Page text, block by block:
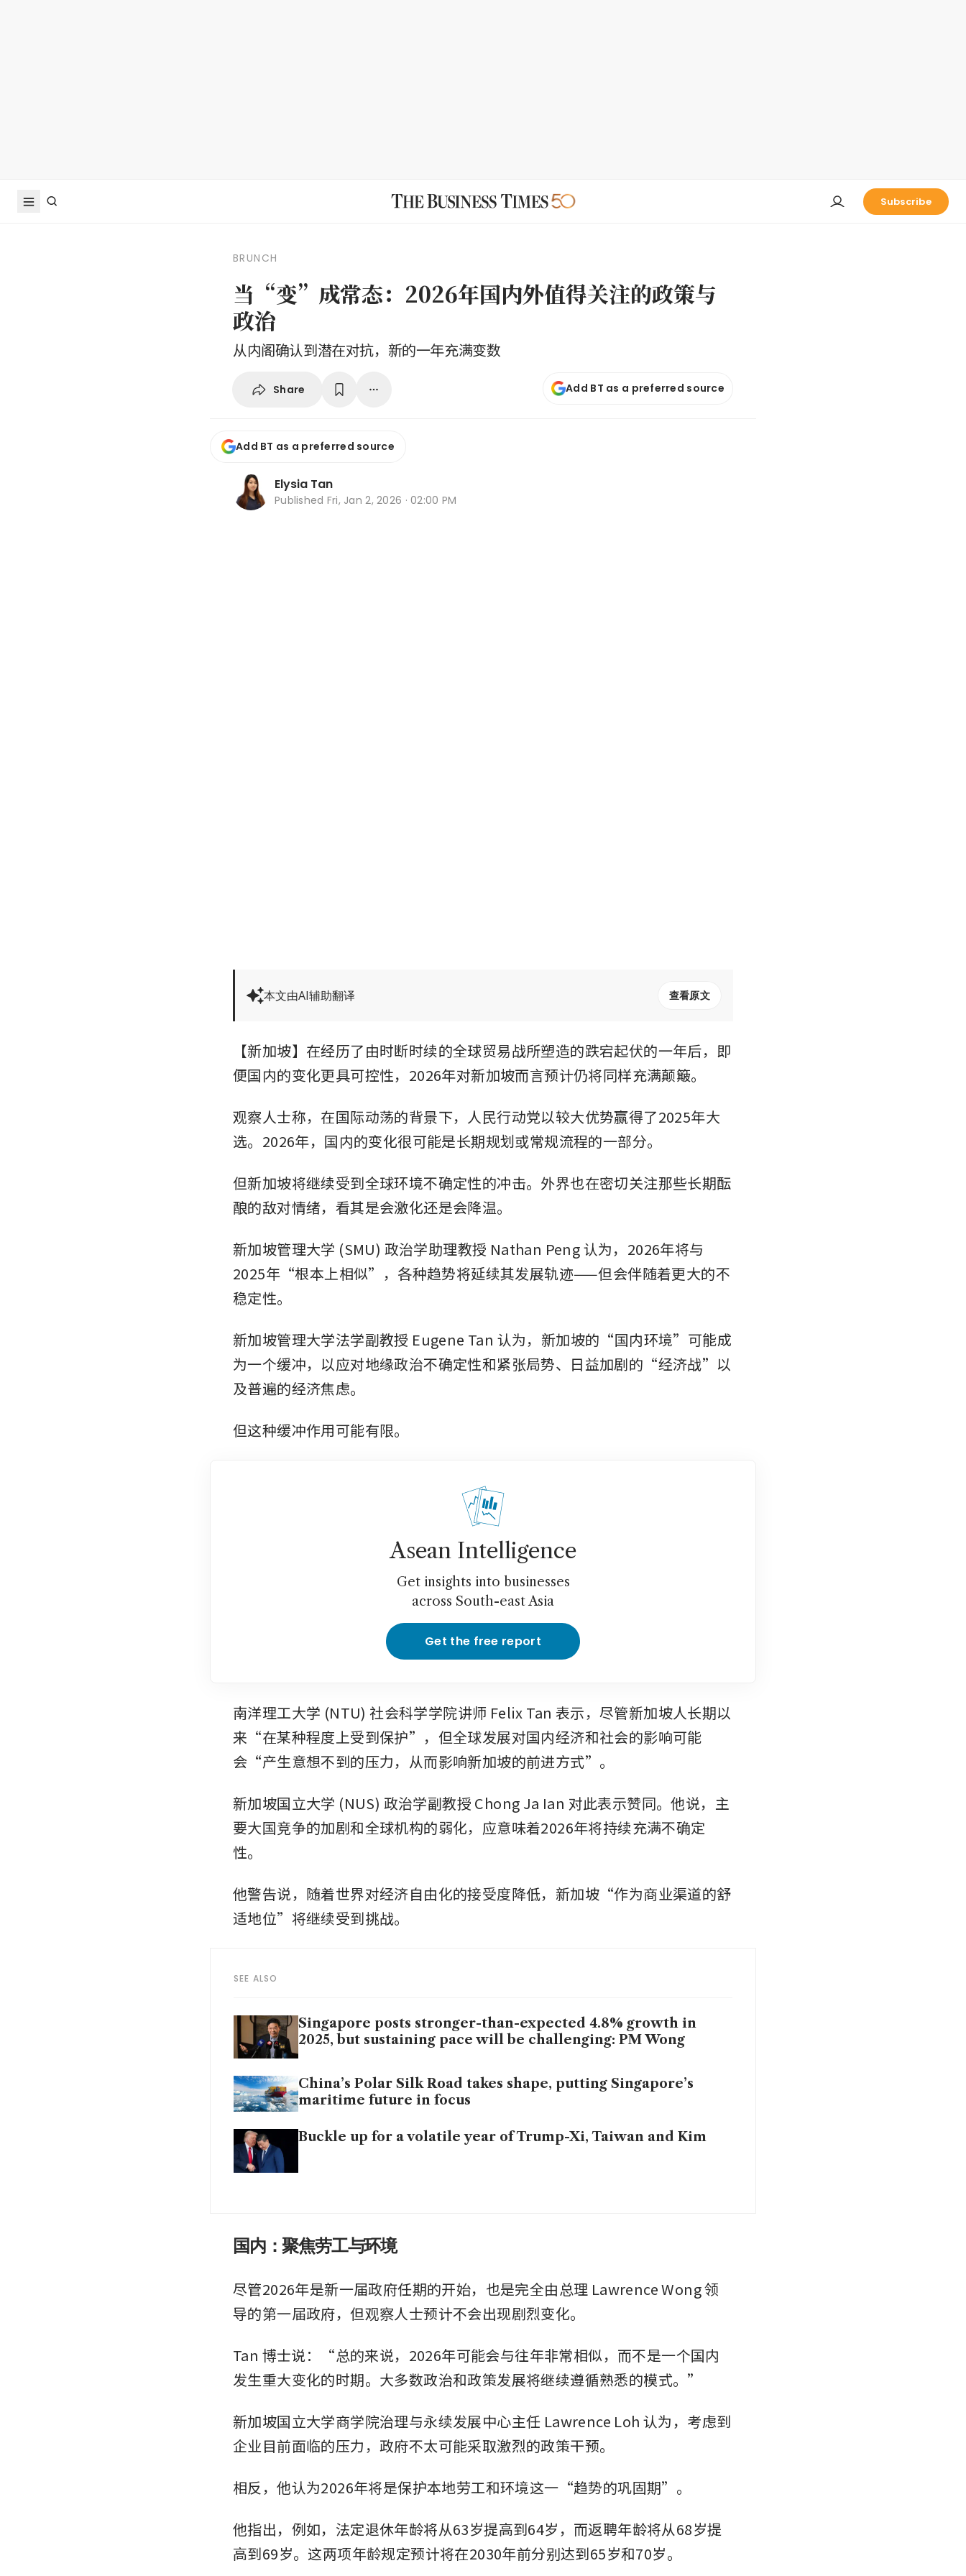
Subscribe
BRUNCH
当“变”成常态：2026年国内外值得关注的政策与
政治
从内阁确认到潜在对抗，新的一年充满变数
Share Add BT as a preferred source
Add BT as a preferred source
Elysia Tan
Published Fri, Jan 2, 2026 · 02:00 PM
本文由AI辅助翻译 查看原文
【新加坡】在经历了由时断时续的全球贸易战所塑造的跌宕起伏的一年后，即
便国内的变化更具可控性，2026年对新加坡而言预计仍将同样充满颠簸。
观察人士称，在国际动荡的背景下，人民行动党以较大优势赢得了2025年大
选。2026年，国内的变化很可能是长期规划或常规流程的一部分。
但新加坡将继续受到全球环境不确定性的冲击。外界也在密切关注那些长期酝
酿的敌对情绪，看其是会激化还是会降温。
新加坡管理大学 (SMU) 政治学助理教授 Nathan Peng 认为，2026年将与
2025年“根本上相似”，各种趋势将延续其发展轨迹——但会伴随着更大的不
稳定性。
新加坡管理大学法学副教授 Eugene Tan 认为，新加坡的“国内环境”可能成
为一个缓冲，以应对地缘政治不确定性和紧张局势、日益加剧的“经济战”以
及普遍的经济焦虑。
但这种缓冲作用可能有限。
Asean Intelligence
Get insights into businesses
across South-east Asia
Get the free report
南洋理工大学 (NTU) 社会科学学院讲师 Felix Tan 表示，尽管新加坡人长期以
来“在某种程度上受到保护”，但全球发展对国内经济和社会的影响可能
会“产生意想不到的压力，从而影响新加坡的前进方式”。
新加坡国立大学 (NUS) 政治学副教授 Chong Ja Ian 对此表示赞同。他说，主
要大国竞争的加剧和全球机构的弱化，应意味着2026年将持续充满不确定
性。
他警告说，随着世界对经济自由化的接受度降低，新加坡“作为商业渠道的舒
适地位”将继续受到挑战。
SEE ALSO
Singapore posts stronger-than-expected 4.8% growth in
2025, but sustaining pace will be challenging: PM Wong
China’s Polar Silk Road takes shape, putting Singapore’s
maritime future in focus
Buckle up for a volatile year of Trump-Xi, Taiwan and Kim
国内：聚焦劳工与环境
尽管2026年是新一届政府任期的开始，也是完全由总理 Lawrence Wong 领
导的第一届政府，但观察人士预计不会出现剧烈变化。
Tan 博士说：“总的来说，2026年可能会与往年非常相似，而不是一个国内
发生重大变化的时期。大多数政治和政策发展将继续遵循熟悉的模式。”
新加坡国立大学商学院治理与永续发展中心主任 Lawrence Loh 认为，考虑到
企业目前面临的压力，政府不太可能采取激烈的政策干预。
相反，他认为2026年将是保护本地劳工和环境这一“趋势的巩固期”。
他指出，例如，法定退休年龄将从63岁提高到64岁，而返聘年龄将从68岁提
高到69岁。这两项年龄规定预计将在2030年前分别达到65岁和70岁。